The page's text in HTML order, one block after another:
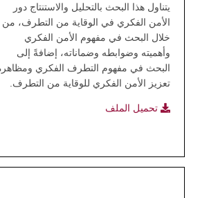
يتناول هذا البحث بالتحليل والاستنتاج دور
الأمن الفكري في الوقاية من التطرف، من
خلال البحث في مفهوم الأمن الفكري
وأهميته وضوابطه وضماناته، إضافةً إلى
البحث في مفهوم التطرف الفكري ومظاهره
تعزيز الأمن الفكري للوقاية من التطرف.
تحميل الملف